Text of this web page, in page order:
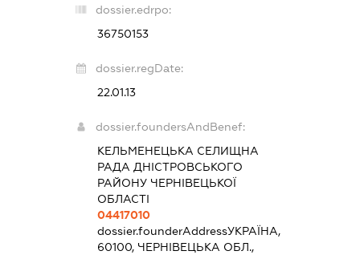
dossier.edrpo:
36750153
dossier.regDate:
22.01.13
dossier.foundersAndBenef:
КЕЛЬМЕНЕЦЬКА СЕЛИЩНА
РАДА ДНІСТРОВСЬКОГО
РАЙОНУ ЧЕРНІВЕЦЬКОЇ
ОБЛАСТІ
04417010
dossier.founderAddressУКРАЇНА,
60100, ЧЕРНІВЕЦЬКА ОБЛ.,